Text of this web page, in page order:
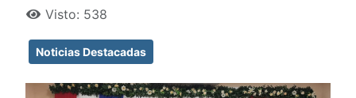
Visto: 538
Noticias Destacadas